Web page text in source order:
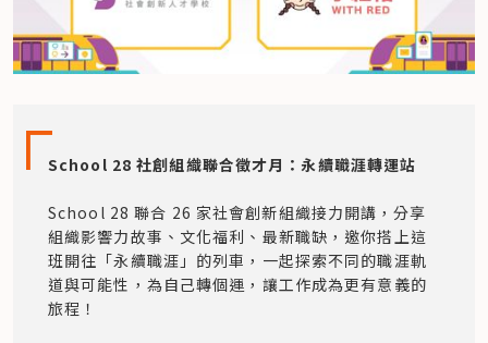
School 28 社創組織聯合徵才月：永續職涯轉運站
School 28 聯合 26 家社會創新組織接力開講，分享
組織影響力故事、文化福利、最新職缺，邀你搭上這
班開往「永續職涯」的列車，一起探索不同的職涯軌
道與可能性，為自己轉個運，讓工作成為更有意義的
旅程！